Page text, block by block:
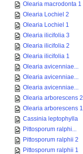
Olearia macrodonta 1
Olearia Lochiel 2
Olearia Lochiel 1
Olearia ilicifolia 3
Olearia ilicifolia 2
Olearia ilicifolia 1
Olearia avicenniae...
Olearia avicenniae...
Olearia avicenniae...
Olearia arborescens 2
Olearia arborescens 1
Cassinia leptophylla
Pittosporum ralphi...
Pittosporum ralphii 2
Pittosporum ralphii 1